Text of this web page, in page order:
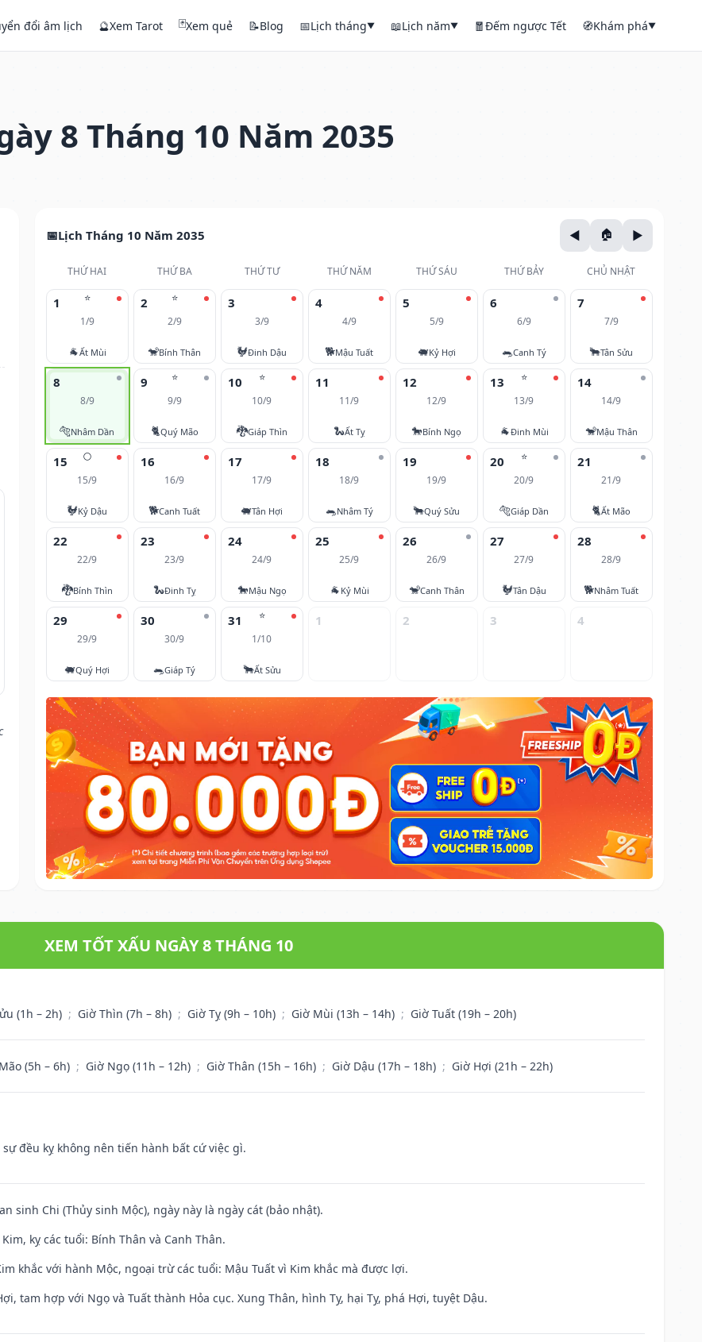
đổi âm lịch 🔮Xem Tarot 🃏Xem quẻ 📝Blog 📅Lịch tháng▼ 📖Lịch năm▼ 🧧Đếm ngược Tết 🧭Khám phá▼
8 Tháng 10 Năm 2035
Lịch Tháng 10 Năm 2035
THỨ HAI THỨ BA THỨ TƯ THỨ NĂM THỨ SÁU THỨ BẢY
CHỦ NHẬT
⭐
1
1/9
🐐Ất Mùi
⭐
2
2/9
🐒Bính Thân
3
3/9
🐓Đinh Dậu
4
4/9
🐕Mậu Tuất
5
5/9
🐖Kỷ Hợi
6
6/9
🐀Canh Tý
7
7/9
🐂Tân Sửu
8
8/9
🐅Nhâm Dần
⭐
9
9/9
🐈Quý Mão
⭐
10
10/9
🐉Giáp Thìn
11
11/9
🐍Ất Tỵ
12
12/9
🐎Bính Ngọ
⭐
13
13/9
🐐Đinh Mùi
14
14/9
🐒Mậu Thân
🌕
15
15/9
🐓Kỷ Dậu
16
16/9
🐕Canh Tuất
17
17/9
🐖Tân Hợi
18
18/9
🐀Nhâm Tý
19
19/9
🐂Quý Sửu
⭐
20
20/9
🐅Giáp Dần
21
21/9
🐈Ất Mão
22
22/9
🐉Bính Thìn
23
23/9
🐍Đinh Tỵ
24
24/9
🐎Mậu Ngọ
25
25/9
🐐 Kỷ Mùi
26
26/9
🐒Canh Thân
27
27/9
🐓Tân Dậu
28
28/9
🐕Nhâm Tuất
29
29/9
🐖Quý Hợi
30
30/9
🐀Giáp Tý
⭐
31
1/10
🐂Ất Sửu
1 2 3 4
XEM TỐT XẤU NGÀY 8 THÁNG 10
(1h – 2h) ; Giờ Thìn (7h – 8h) ; Giờ Tỵ (9h – 10h) ; Giờ Mùi (13h – 14h) ; Giờ Tuất (19h – 20h)
(5h – 6h) ; Giờ Ngọ (11h – 12h) ; Giờ Thân (15h – 16h) ; Giờ Dậu (17h – 18h) ; Giờ Hợi (21h – 22h)
đều kỵ không nên tiến hành bất cứ việc gì.
sinh Chi (Thủy sinh Mộc), ngày này là ngày cát (bảo nhật).
kỵ các tuổi: Bính Thân và Canh Thân.
khắc với hành Mộc, ngoại trừ các tuổi: Mậu Tuất vì Kim khắc mà được lợi.
tam hợp với Ngọ và Tuất thành Hỏa cục. Xung Thân, hình Tỵ, hại Tỵ, phá Hợi, tuyệt Dậu.